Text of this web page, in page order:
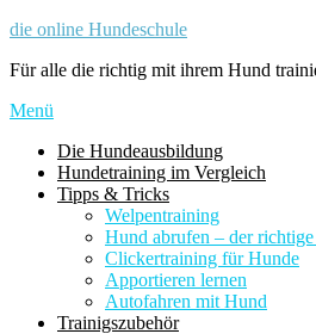
Zum
springen
die online Hundeschule
Für alle die richtig mit ihrem Hund
Menü
Die Hundeausbildung
Hundetraining im Vergleich
Tipps & Tricks
Welpentraining
Hund abrufen – der
Clickertraining für Hunde
Apportieren lernen
Autofahren mit Hund
Trainigszubehör